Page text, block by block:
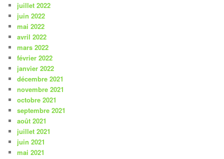
juillet 2022
juin 2022
mai 2022
avril 2022
mars 2022
février 2022
janvier 2022
décembre 2021
novembre 2021
octobre 2021
septembre 2021
août 2021
juillet 2021
juin 2021
mai 2021